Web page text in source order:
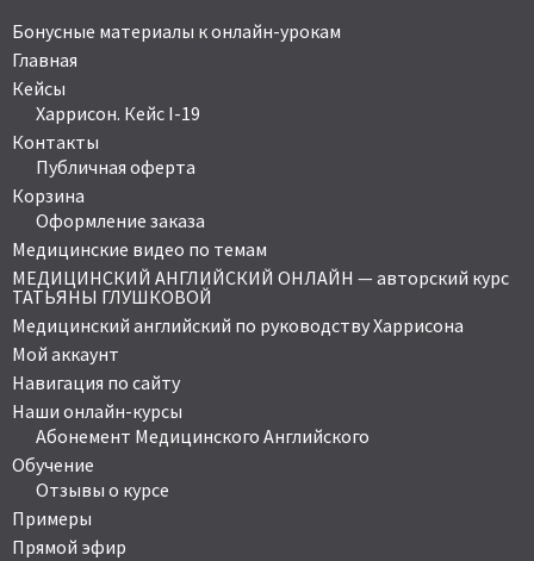
Бонусные материалы к онлайн-урокам
Главная
Кейсы
Харрисон. Кейс I-19
Контакты
Публичная оферта
Корзина
Оформление заказа
Медицинские видео по темам
МЕДИЦИНСКИЙ АНГЛИЙСКИЙ ОНЛАЙН — авторский курс
ТАТЬЯНЫ ГЛУШКОВОЙ
Медицинский английский по руководству Харрисона
Мой аккаунт
Навигация по сайту
Наши онлайн-курсы
Абонемент Медицинского Английского
Обучение
Отзывы о курсе
Примеры
Прямой эфир